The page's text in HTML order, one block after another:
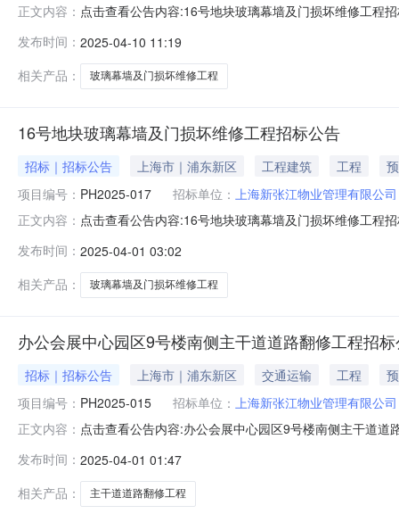
正文内容： 点击查看公告内容:16号地块玻璃幕墙及门损坏维修工程
江物业管理有限公司地址：上海市浦东新区松涛路125号
1381号兰
发布时间： 2025-04-10 11:19
相关产品：
玻璃幕墙及门损坏维修工程
16号地块玻璃幕墙及门损坏维修工程招标公告
招标｜招标公告 上海市｜浦东新区 工程建筑 工程
项目编号： PH2025-017 招标单位： 上海新张江物业管理有限公司
正文内容： 点击查看公告内容:16号地块玻璃幕墙及门损坏维修工程
件，现招标方式为公开招标。二、项目概况和招标范围
龙骨、断桥铝框等维修工
发布时间： 2025-04-01 03:02
相关产品：
玻璃幕墙及门损坏维修工程
办公会展中心园区9号楼南侧主干道道路翻修工程招
招标｜招标公告 上海市｜浦东新区 交通运输 工程
项目编号： PH2025-015 招标单位： 上海新张江物业管理有限公司
正文内容： 点击查看公告内容:办公会展中心园区9号楼南侧主干道
理有限公司。本项目已具备招标条件，现招标方式为公
括但不限于将对路段基层破
发布时间： 2025-04-01 01:47
相关产品：
主干道道路翻修工程